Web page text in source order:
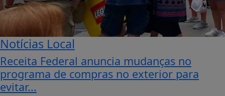
Notícias Local
Receita Federal anuncia mudanças no
programa de compras no exterior para
evitar...